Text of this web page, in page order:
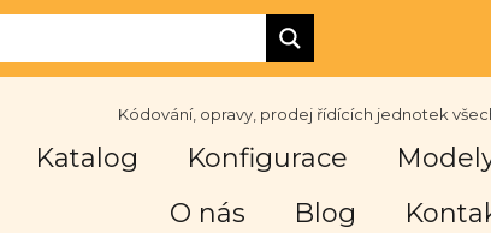
Kódování, opravy, prodej řídících jednotek
Katalog Konfigurace
O nás
Blog